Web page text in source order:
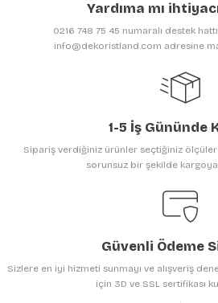
Ürün bilgilerinde hatalar bulunuyor.
Gönder
Yardıma mı
0216 748 75 45 numaralı destek
info@dekoristland.com adresine
1-5 İş Gününde
Sipariş verdiğiniz ürünler seçtiğiniz
sorunsuz bir şekilde
Güvenli Ödeme
Sizlere en iyi hizmeti sunmayı ve alışveriş
için 3D ve SSL sertifikası